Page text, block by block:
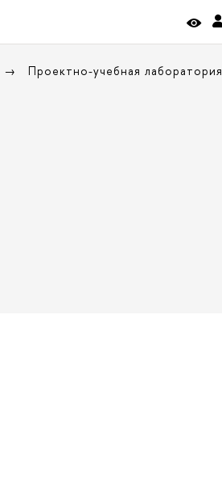
Проектно-учебная лаборатория